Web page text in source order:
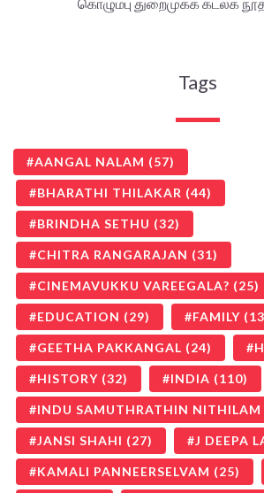
Tags
AANGAL NALAM (57)
BHARATHI THILAKAR (44)
BRINDHA SETHU (32)
CHITRA RANGARAJAN (31)
CINEMAVUKKU VAREEGALA? (25)
EDUCATION (29) FAMILY
GEETHA PAKKANGAL (24)
HISTORY (32) INDIA (110)
INDU SAMUTHRATHIN NITHILAM
JANSI SHAHI (27) J DEEPA
KAMALI PANNEERSELVAM (25)